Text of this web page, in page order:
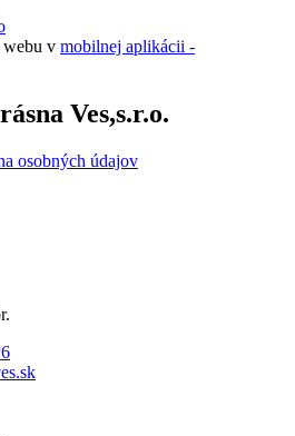
webu v mobilnej aplikácii -
Ves,s.r.o.
osobných údajov